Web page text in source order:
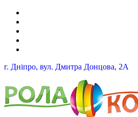
г. Дніпро, вул. Дмитра Донцова, 2A